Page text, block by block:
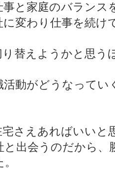
と家庭のバランス
変わり仕事を続け
替えようかと思う
活動がどうなってい
さえあればいいと
出会うのだから、